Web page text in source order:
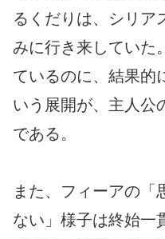
るくだりは、シリア
みに行き来していた
ているのに、結果的
いう展開が、主人公
である。
また、フィーアの「
ない」様子は終始一